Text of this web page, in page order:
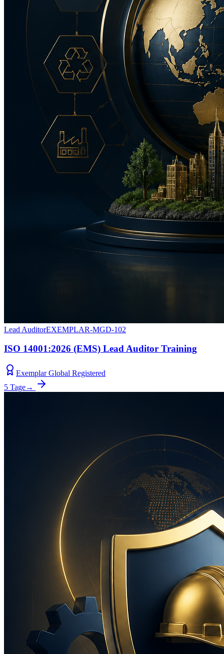
Lead AuditorEXEMPLAR-MGD-102
ISO 14001:2026 (EMS) Lead Auditor Training
Exemplar Global Registered
5 Tage→